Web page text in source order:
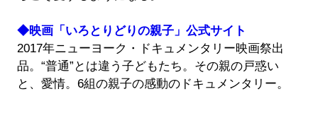
◆映画「いろとりどりの親子」公式サイト
2017年ニューヨーク・ドキュメンタリー映画祭出
品。“普通”とは違う子どもたち。その親の戸惑い
と、愛情。6組の親子の感動のドキュメンタリー。